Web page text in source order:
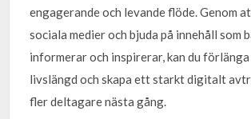
engagerande och levande flöde. Genom
sociala medier och bjuda på innehåll som
informerar och inspirerar, kan du
livslängd och skapa ett starkt digitalt
fler deltagare nästa gång.